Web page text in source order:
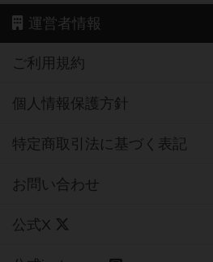
運営者情報
ご利用規約
個人情報保護方針
特定商取引法に基づく表記
お問い合わせ
公式X